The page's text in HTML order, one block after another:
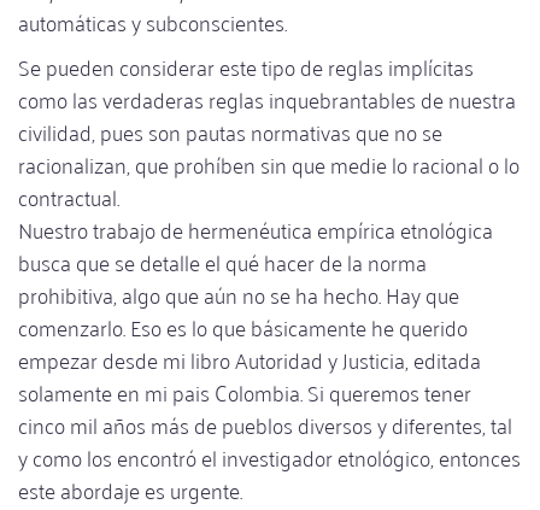
automáticas y subconscientes.
Se pueden considerar este tipo de reglas implícitas
como las verdaderas reglas inquebrantables de nuestra
civilidad, pues son pautas normativas que no se
racionalizan, que prohíben sin que medie lo racional o lo
contractual.
Nuestro trabajo de hermenéutica empírica etnológica
busca que se detalle el qué hacer de la norma
prohibitiva, algo que aún no se ha hecho. Hay que
comenzarlo. Eso es lo que básicamente he querido
empezar desde mi libro Autoridad y Justicia, editada
solamente en mi pais Colombia. Si queremos tener
cinco mil años más de pueblos diversos y diferentes, tal
y como los encontró el investigador etnológico, entonces
este abordaje es urgente.